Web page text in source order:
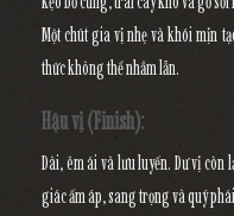
Một chútgia vị nhẹ và khói mịn
thức không thể nhầm lẫn.
Hậu vị (Finish):
Dài, êm ái và lưu luyến. Dư vị còn
giác ấm áp, sang trọng và quý